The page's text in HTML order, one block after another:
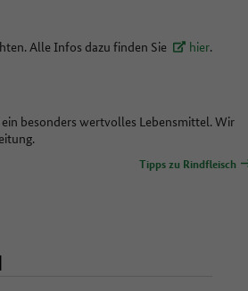
Alle Infos dazu finden Sie hier.
besonders wertvolles Lebensmittel. Wir
Tipps zu Rindfleisch